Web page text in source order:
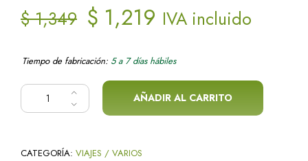
$1,349 El
precio
original
era:
$ 1,349.
$ 1,219 El
actual
es:
IVA incluido
Tiempo de fabricación: 5 a 7 días hábiles
Pechera / bolsillos ocultos cantidad
AÑADIR AL CARRITO
CATEGORÍA: VIAJES / VARIOS